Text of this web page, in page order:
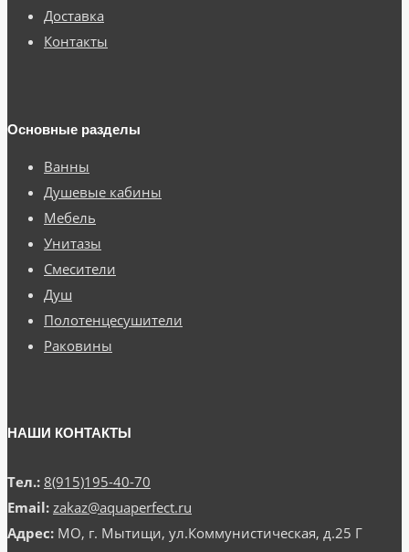
Доставка
Контакты
Основные разделы
Ванны
Душевые кабины
Мебель
Унитазы
Смесители
Душ
Полотенцесушители
Раковины
НАШИ КОНТАКТЫ
Тел.: 8(915)195-40-70
Email: zakaz@aquaperfect.ru
Адрес: МО, г. Мытищи, ул.Коммунистическая, д.25 Г